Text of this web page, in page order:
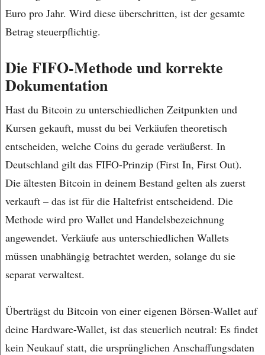
Euro pro Jahr. Wird diese überschritten, ist der gesamte
Betrag steuerpflichtig.
Die FIFO-Methode und korrekte
Dokumentation
Hast du Bitcoin zu unterschiedlichen Zeitpunkten und
Kursen gekauft, musst du bei Verkäufen theoretisch
entscheiden, welche Coins du gerade veräußerst. In
Deutschland gilt das FIFO-Prinzip (First In, First Out).
Die ältesten Bitcoin in deinem Bestand gelten als zuerst
verkauft – das ist für die Haltefrist entscheidend. Die
Methode wird pro Wallet und Handelsbezeichnung
angewendet. Verkäufe aus unterschiedlichen Wallets
müssen unabhängig betrachtet werden, solange du sie
separat verwaltest.
Überträgst du Bitcoin von einer eigenen Börsen-Wallet auf
deine Hardware-Wallet, ist das steuerlich neutral: Es findet
kein Neukauf statt, die ursprünglichen Anschaffungsdaten